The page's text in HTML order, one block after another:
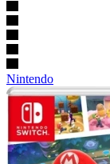
Nintendo